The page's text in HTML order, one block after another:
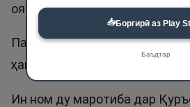
ояти 17.
Парвардигоро, мо туро ба
ҳамду ситоиш мегӯем.
Ин ном ду маротиба дар
📥Боргирӣ аз Play
Баъдтар